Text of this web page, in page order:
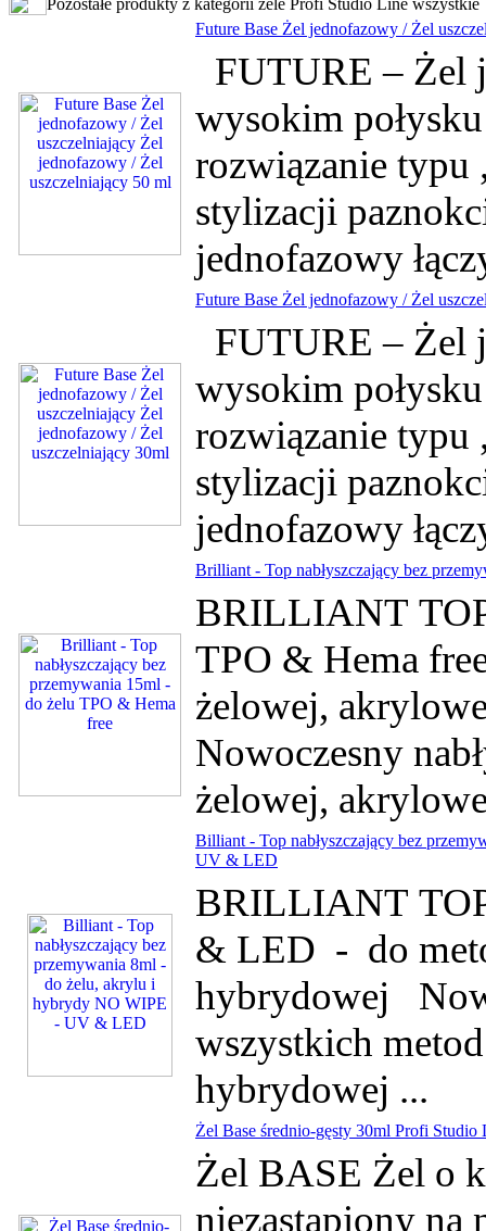
Pozostałe produkty z kategorii żele Profi Studio Line wszystkie
Future Base Żel jednofazowy / Żel
FUTURE – Żel
wysokim
rozwiązanie typu
stylizacji
jednofazowy
Future Base Żel jednofazowy / Żel
FUTURE – Żel
wysokim
rozwiązanie typu
stylizacji
jednofazowy
Brilliant - Top nabłyszczający bez
BRILLIANT
TPO & Hema
żelowej,
Nowoczesny
żelowej,
Billiant - Top nabłyszczający bez
UV & LED
BRILLIANT
& LED - do
hybrydowej
wszystkich
hybrydowej ...
Żel Base średnio-gęsty 30ml Profi Studio
Żel BASE Żel o
niezastąpiony na